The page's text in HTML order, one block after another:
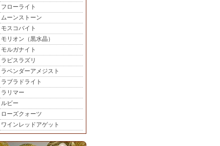
フローライト
ムーンストーン
モスコバイト
モリオン（黒水晶）
モルガナイト
ラピスラズリ
ラベンダーアメジスト
ラブラドライト
ラリマー
ルビー
ローズクォーツ
ワインレッドアゲット